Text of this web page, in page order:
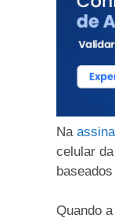
Na
celular
Quando